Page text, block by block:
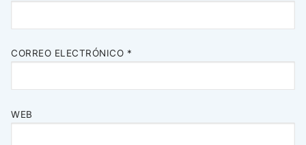
CORREO ELECTRÓNICO *
WEB